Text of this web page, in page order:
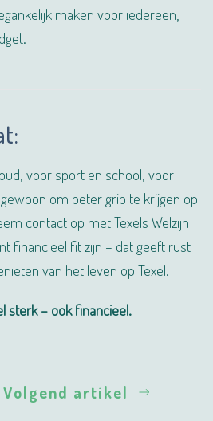
maken voor iedereen,
voor sport en school, voor
om beter grip te krijgen op
contact op met Texels Welzijn
financieel fit zijn – dat geeft rust
van het leven op Texel.
sterk – ook financieel.
Volgend artikel